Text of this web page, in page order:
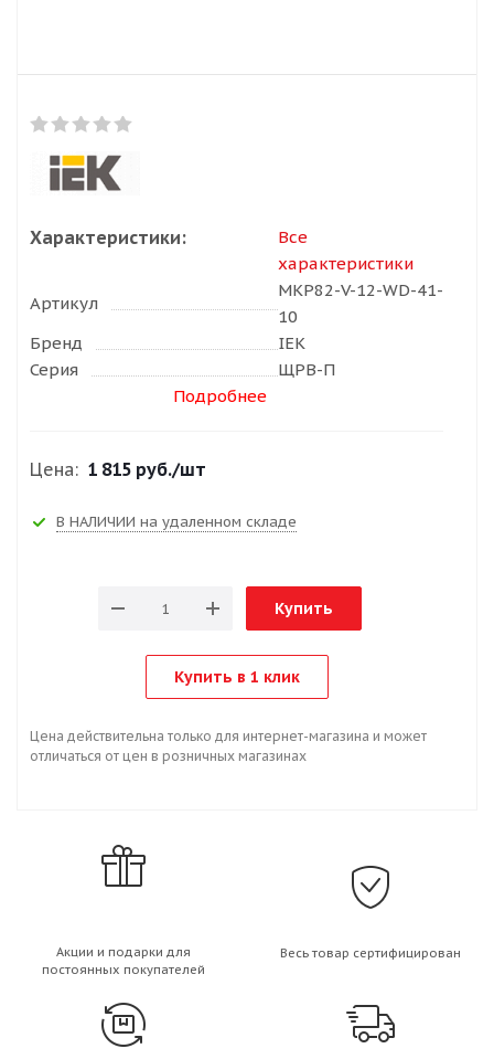
Характеристики:
Все
характеристики
Артикул
MKP82-V-12-WD-41-
10
Бренд
IEK
Серия
ЩРВ-П
Подробнее
Цена: 1 815 руб./шт
В НАЛИЧИИ на удаленном складе
Купить
Купить в 1 клик
Цена действительна только для интернет-магазина и может
отличаться от цен в розничных магазинах
Акции и подарки для
постоянных покупателей
Весь товар сертифицирован